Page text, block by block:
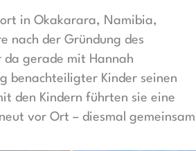
in Okakarara, Namibia,
nach der Gründung des
da gerade mit Hannah
benachteiligter Kinder seinen
den Kindern führten sie eine
vor Ort – diesmal gemeinsam